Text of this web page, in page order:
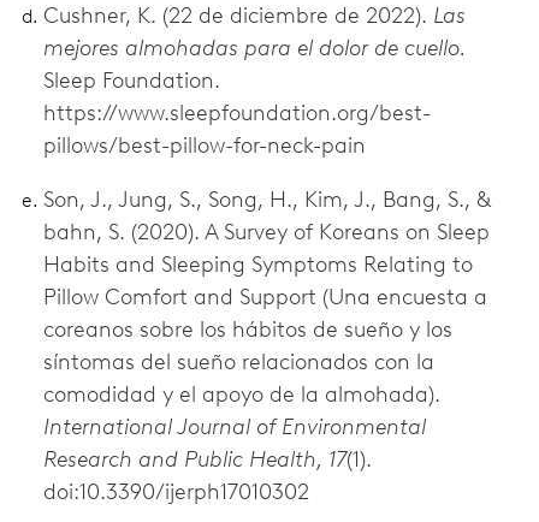
Cushner, K. (22 de diciembre de 2022). Las
mejores almohadas para el dolor de cuello.
Sleep Foundation.
https://www.sleepfoundation.org/best-
pillows/best-pillow-for-neck-pain
Son, J., Jung, S., Song, H., Kim, J., Bang, S., &
bahn, S. (2020). A Survey of Koreans on Sleep
Habits and Sleeping Symptoms Relating to
Pillow Comfort and Support (Una encuesta a
coreanos sobre los hábitos de sueño y los
síntomas del sueño relacionados con la
comodidad y el apoyo de la almohada).
International Journal of Environmental
Research and Public Health, 17(1).
doi:10.3390/ijerph17010302